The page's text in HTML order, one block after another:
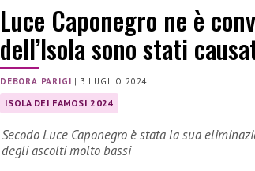
Luce Caponegro ne è
dell’Isola sono stati
DEBORA PARIGI | 3 LUGLIO 2024
ISOLA DEI FAMOSI 2024
Secodo Luce Caponegro è stata la sua
degli ascolti molto bassi